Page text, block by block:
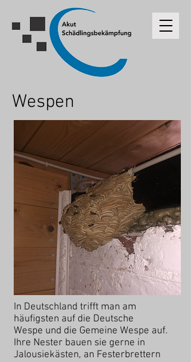
Wespen
In Deutschland trifft man am
häufigsten auf die Deutsche
Wespe und die Gemeine Wespe auf.
Ihre Nester bauen sie gerne in
Jalousiekästen, an Festerbrettern